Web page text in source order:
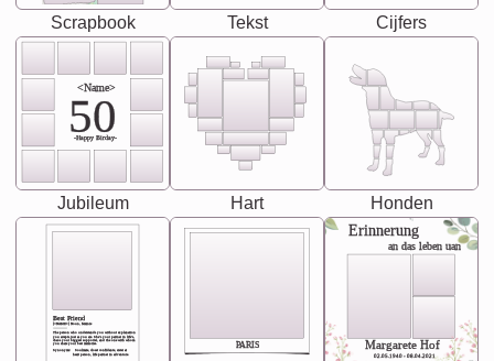
Scrapbook Tekst Cijfers
<Name>
50
-Happy Birday-
Jubileum Hart Honden
Best Friend
[<NAME>] Noun, feminie
Synonyms: Soulmate, closet confidante, sister at
heart person, life partner in adventure.
The person who understands you without explanation
you accepts just as you are. She's your partner in life's,
chaos your biggest supporter, and the one with whom
you share your best memories. PARIS
Erinnerung
an das leben uan
Margarete Hof
02.05.1940 - 08.04.2021